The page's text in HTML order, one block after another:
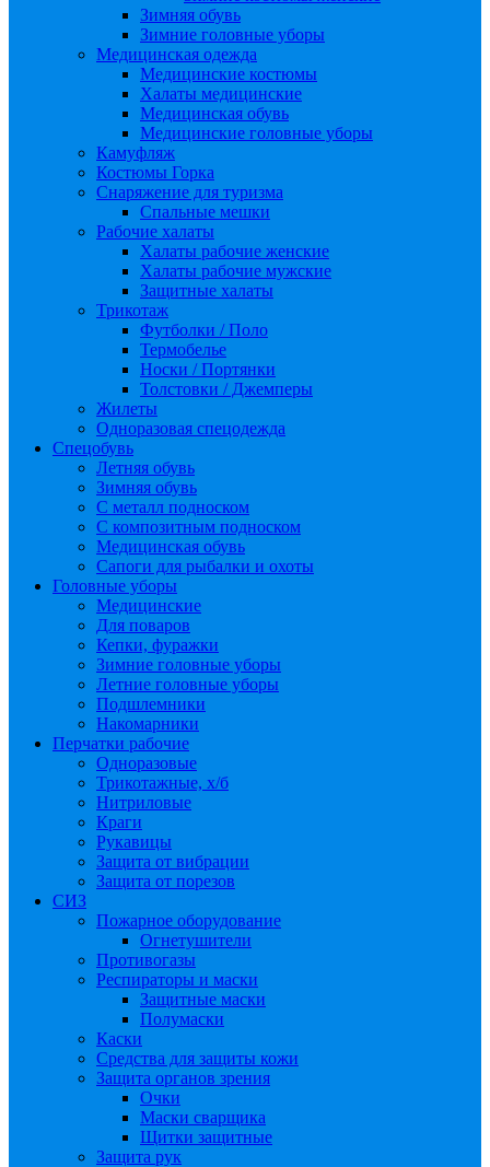
Зимняя обувь
Зимние головные уборы
Медицинская одежда
Медицинские костюмы
Халаты медицинские
Медицинская обувь
Медицинские головные уборы
Камуфляж
Костюмы Горка
Снаряжение для туризма
Спальные мешки
Рабочие халаты
Халаты рабочие женские
Халаты рабочие мужские
Защитные халаты
Трикотаж
Футболки / Поло
Термобелье
Носки / Портянки
Толстовки / Джемперы
Жилеты
Одноразовая спецодежда
Спецобувь
Летняя обувь
Зимняя обувь
С металл подноском
С композитным подноском
Медицинская обувь
Сапоги для рыбалки и охоты
Головные уборы
Медицинские
Для поваров
Кепки, фуражки
Зимние головные уборы
Летние головные уборы
Подшлемники
Накомарники
Перчатки рабочие
Одноразовые
Трикотажные, х/б
Нитриловые
Краги
Рукавицы
Защита от вибрации
Защита от порезов
СИЗ
Пожарное оборудование
Огнетушители
Противогазы
Респираторы и маски
Защитные маски
Полумаски
Каски
Средства для защиты кожи
Защита органов зрения
Очки
Маски сварщика
Щитки защитные
Защита рук